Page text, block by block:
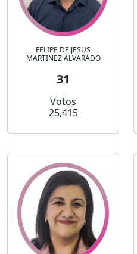
FELIPE DE JESUS
MARTINEZ ALVARADO
31
Votos
25,415